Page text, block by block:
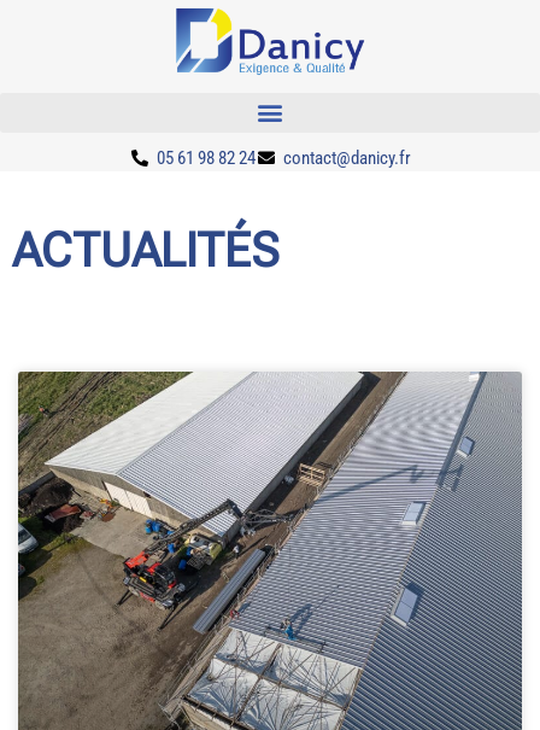
05 61 98 82 24 contact@danicy.fr
ACTUALITÉS